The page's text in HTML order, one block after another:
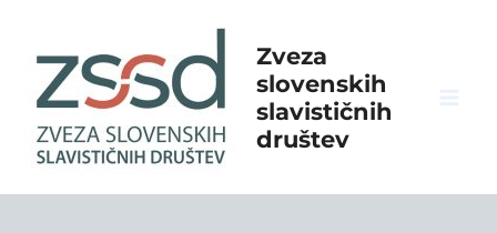
content
Zveza
slovenskih
slavističnih
društev